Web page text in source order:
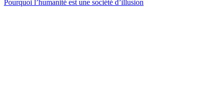
Pourquoi l’humanité est une société d’illusion